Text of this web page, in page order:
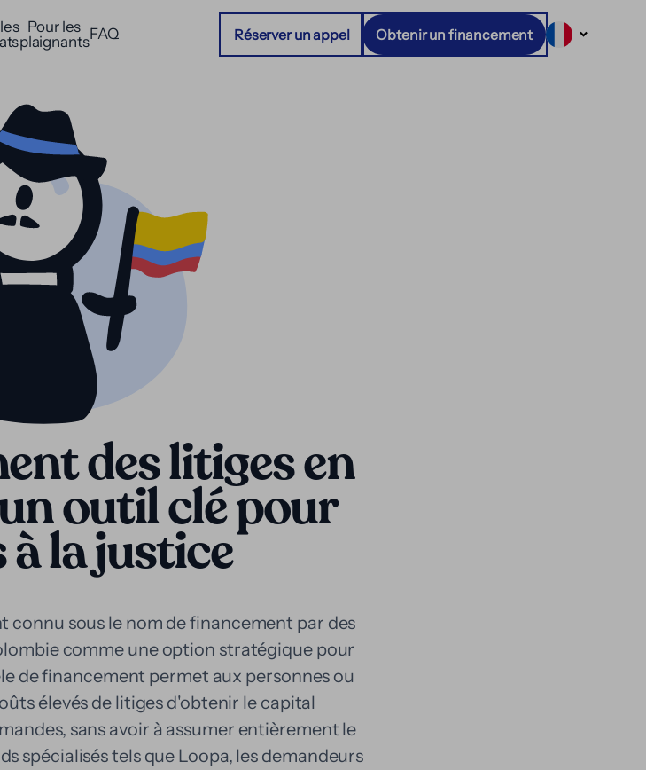
Pour les
plaignantsFAQ Réserver un appel Obtenir un financement
des litiges en
outil clé pour
à la justice
connu sous le nom de financement par des
comme une option stratégique pour
de financement permet aux personnes ou
élevés de litiges d'obtenir le capital
sans avoir à assumer entièrement le
spécialisés tels que Loopa, les demandeurs